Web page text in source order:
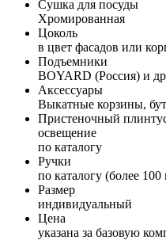
Сушка для посуды
Хромированная
Цоколь
в цвет фасадов или
Подъемники
BOYARD (Россия) и
Аксессуары
Выкатные корзины,
Пристеночный
освещение
по каталогу
Ручки
по каталогу (более 100
Размер
индивидуальный
Цена
указана за базовую